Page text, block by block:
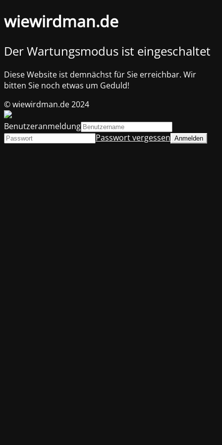
wiewirdman.de
Der Wartungsmodus ist eingeschaltet
Diese Website ist demnächst für Sie erreichbar. Wir
bitten Sie noch etwas um Geduld!
© wiewirdman.de 2024
Benutzeranmeldung
Passwort vergessen